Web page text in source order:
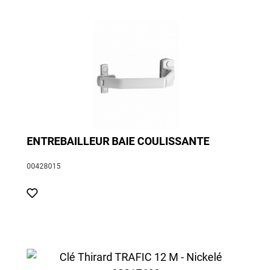
ENTREBAILLEUR BAIE COULISSANTE
00428015